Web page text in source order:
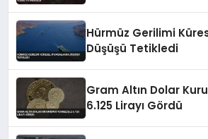
Hürmüz Gerilimi
Düşüşü Tetikledi
Gram Altın Dolar
6.125 Lirayı Gördü